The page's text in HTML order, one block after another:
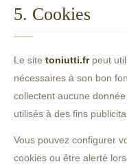
5. Cookies
Le site toniutti.frpeut
nécessaires à son bon
collectent aucune
utilisés à des fins
Vous pouvez configurer
cookies ou être alerté